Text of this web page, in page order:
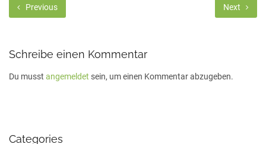
Previous Next
Schreibe einen Kommentar
Du musst angemeldet sein, um einen Kommentar abzugeben.
Categories